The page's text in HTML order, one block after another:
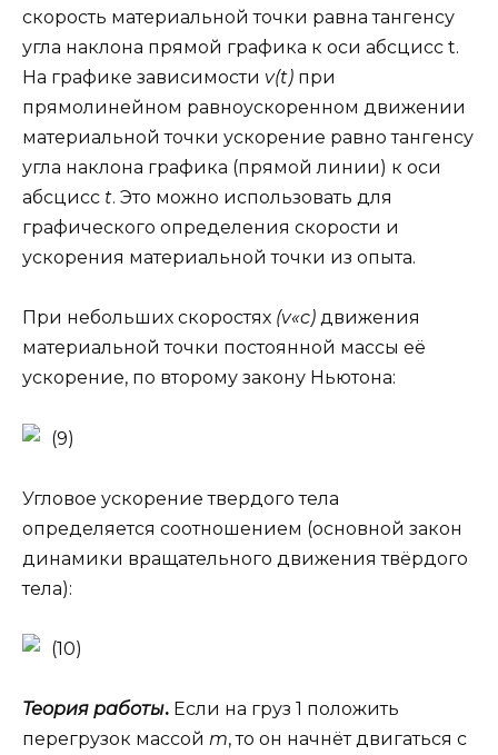
скорость материальной точки равна тангенсу
угла наклона прямой графика к оси абсцисс t.
На графике зависимости v(t) при
прямолинейном равноускоренном движении
материальной точки ускорение равно тангенсу
угла наклона графика (прямой линии) к оси
абсцисс t. Это можно использовать для
графического определения скорости и
ускорения материальной точки из опыта.
При небольших скоростях (v«c) движения
материальной точки постоянной массы её
ускорение, по второму закону Ньютона:
(9)
Угловое ускорение твердого тела
определяется соотношением (основной закон
динамики вращательного движения твёрдого
тела):
(10)
Теория работы. Если на груз 1 положить
перегрузок массой m, то он начнёт двигаться с